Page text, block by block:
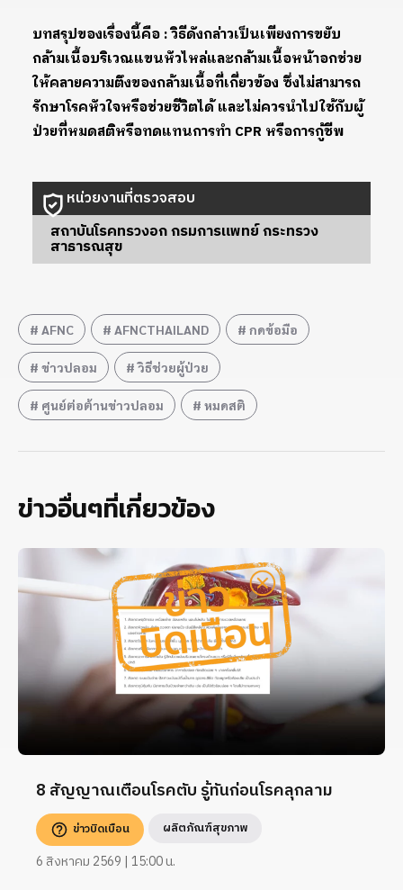
บทสรุปของเรื่องนี้คือ : วิธีดังกล่าวเป็นเพียงการขยับ
กล้ามเนื้อบริเวณแขนหัวไหล่และกล้ามเนื้อหน้าอกช่วย
ให้คลายความตึงของกล้ามเนื้อที่เกี่ยวข้อง ซึ่งไม่สามารถ
รักษาโรคหัวใจหรือช่วยชีวิตได้ และไม่ควรนำไปใช้กับผู้
ป่วยที่หมดสติหรือทดแทนการทำ CPR หรือการกู้ชีพ
หน่วยงานที่ตรวจสอบ
สถาบันโรคทรวงอก กรมการแพทย์ กระทรวง
สาธารณสุข
AFNC AFNCTHAILAND กดข้อมือ
ข่าวปลอม วิธีช่วยผู้ป่วย
ศูนย์ต่อต้านข่าวปลอม หมดสติ
ข่าวอื่นๆที่เกี่ยวข้อง
8 สัญญาณเตือนโรคตับ รู้ทันก่อนโรคลุกลาม
ข่าวบิดเบือน ผลิตภัณฑ์สุขภาพ
6 สิงหาคม 2569 | 15:00 น.